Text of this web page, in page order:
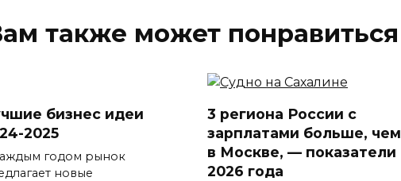
также может понравиться
бизнес идеи
2025
годом рынок
новые
3 региона России с
зарплатами больше, чем
в Москве, — показатели
2026 года